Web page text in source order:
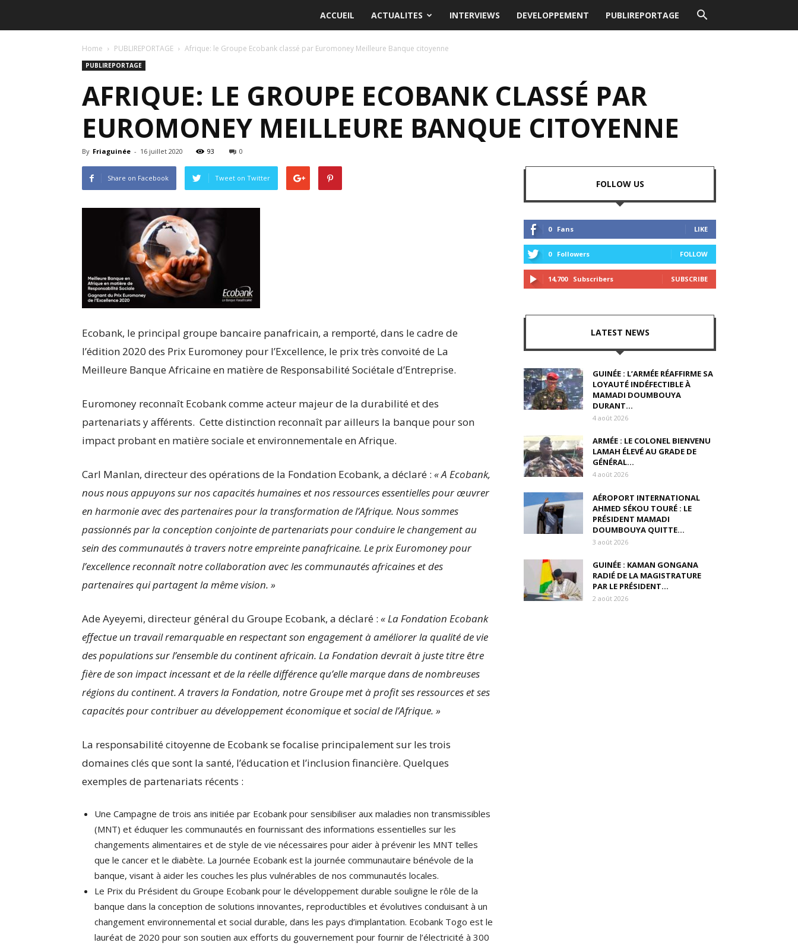
ACCUEIL ACTUALITES INTERVIEWS DEVELOPPEMENT PUBLIREPORTAGE
Home PUBLIREPORTAGE Afrique: le Groupe Ecobank classé par Euromoney Meilleure Banque citoyenne
PUBLIREPORTAGE
AFRIQUE: LE GROUPE ECOBANK CLASSÉ PAR
EUROMONEY MEILLEURE BANQUE CITOYENNE
By Friaguinée - 16 juillet 2020 93 0
Share on Facebook Tweet on Twitter
Ecobank, le principal groupe bancaire panafricain, a remporté, dans le cadre de
l’édition 2020 des Prix Euromoney pour l’Excellence, le prix très convoité de La
Meilleure Banque Africaine en matière de Responsabilité Sociétale d’Entreprise.
Euromoney reconnaît Ecobank comme acteur majeur de la durabilité et des
partenariats y afférents. Cette distinction reconnaît par ailleurs la banque pour son
impact probant en matière sociale et environnementale en Afrique.
Carl Manlan, directeur des opérations de la Fondation Ecobank, a déclaré : « A Ecobank,
nous nous appuyons sur nos capacités humaines et nos ressources essentielles pour œuvrer
en harmonie avec des partenaires pour la transformation de l’Afrique. Nous sommes
passionnés par la conception conjointe de partenariats pour conduire le changement au
sein des communautés à travers notre empreinte panafricaine. Le prix Euromoney pour
l’excellence reconnaît notre collaboration avec les communautés africaines et des
partenaires qui partagent la même vision. »
Ade Ayeyemi, directeur général du Groupe Ecobank, a déclaré : « La Fondation Ecobank
effectue un travail remarquable en respectant son engagement à améliorer la qualité de vie
des populations sur l’ensemble du continent africain. La Fondation devrait à juste titre être
fière de son impact incessant et de la réelle différence qu’elle marque dans de nombreuses
régions du continent. A travers la Fondation, notre Groupe met à profit ses ressources et ses
capacités pour contribuer au développement économique et social de l’Afrique. »
La responsabilité citoyenne de Ecobank se focalise principalement sur les trois
domaines clés que sont la santé, l’éducation et l’inclusion financière. Quelques
exemples de partenariats récents :
Une Campagne de trois ans initiée par Ecobank pour sensibiliser aux maladies non transmissibles
(MNT) et éduquer les communautés en fournissant des informations essentielles sur les
changements alimentaires et de style de vie nécessaires pour aider à prévenir les MNT telles
que le cancer et le diabète. La Journée Ecobank est la journée communautaire bénévole de la
banque, visant à aider les couches les plus vulnérables de nos communautés locales.
Le Prix du Président du Groupe Ecobank pour le développement durable souligne le rôle de la
banque dans la conception de solutions innovantes, reproductibles et évolutives conduisant à un
changement environnemental et social durable, dans les pays d’implantation. Ecobank Togo est le
lauréat de 2020 pour son soutien aux efforts du gouvernement pour fournir de l’électricité à 300
FOLLOW US
0 Fans LIKE
0 Followers FOLLOW
14,700 Subscribers SUBSCRIBE
LATEST NEWS
GUINÉE : L’ARMÉE RÉAFFIRME SA
LOYAUTÉ INDÉFECTIBLE À
MAMADI DOUMBOUYA
DURANT...
4 août 2026
ARMÉE : LE COLONEL BIENVENU
LAMAH ÉLEVÉ AU GRADE DE
GÉNÉRAL...
4 août 2026
AÉROPORT INTERNATIONAL
AHMED SÉKOU TOURÉ : LE
PRÉSIDENT MAMADI
DOUMBOUYA QUITTE...
3 août 2026
GUINÉE : KAMAN GONGANA
RADIÉ DE LA MAGISTRATURE
PAR LE PRÉSIDENT...
2 août 2026